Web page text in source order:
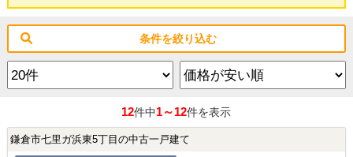
条件を絞り込む
12件中1～12件を表示
鎌倉市七里ガ浜東5丁目の中古一戸建て